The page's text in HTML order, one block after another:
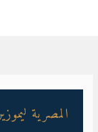
المصرية